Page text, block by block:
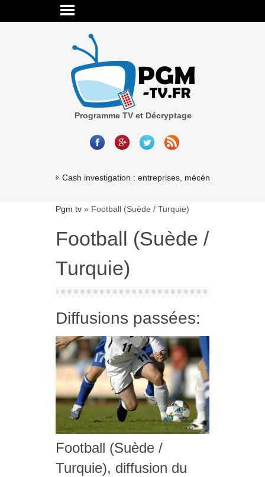
Programme TV et Décryptage
Cash investigation : entreprises, mécénat,
Pgm tv » Football (Suède / Turquie)
Football (Suède /
Turquie)
Diffusions passées:
Football (Suède /
Turquie), diffusion du